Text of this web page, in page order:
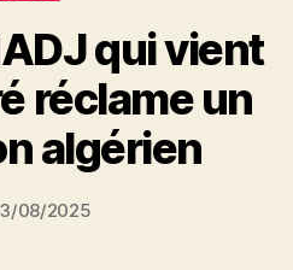
qui vient
réclame un
algérien
Auteur
de
P
a
r
S
N
08/2025